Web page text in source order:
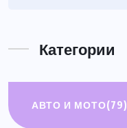
Категории
АВТО И МОТО(79)